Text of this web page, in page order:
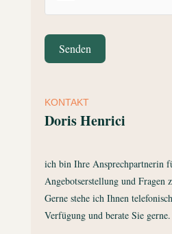
Senden
KONTAKT
Doris Henrici
ich bin Ihre Ansprechpartnerin
Angebotserstellung und Fragen
Gerne stehe ich Ihnen
Verfügung und berate Sie gerne.